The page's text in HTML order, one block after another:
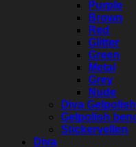
Purple
Brown
Red
Glitter
Green
Metal
Grey
Nude
Diva Gelpolish
Gelpolish
Stickervellen
Diva